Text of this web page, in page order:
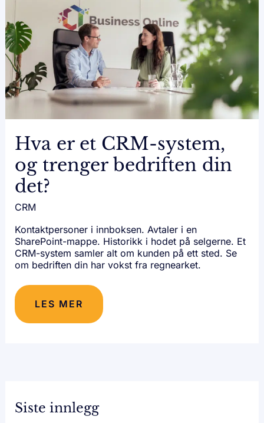
Hva er et CRM-system,
og trenger bedriften din
det?
CRM
Kontaktpersoner i innboksen. Avtaler i en
SharePoint-mappe. Historikk i hodet på selgerne. Et
CRM-system samler alt om kunden på ett sted. Se
om bedriften din har vokst fra regnearket.
CRM-
SYSTEM,
OG
TRENGER
BEDRIFTEN
LES MER
Siste innlegg